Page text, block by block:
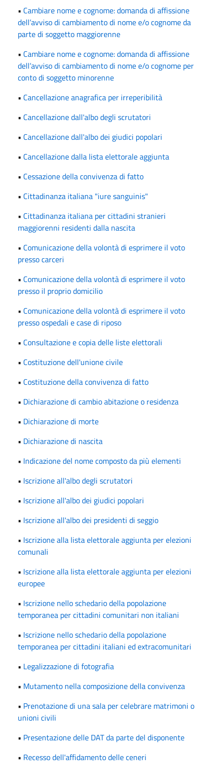
• Cambiare nome e cognome: domanda di affissione
dell’avviso di cambiamento di nome e/o cognome da
parte di soggetto maggiorenne
• Cambiare nome e cognome: domanda di affissione
dell’avviso di cambiamento di nome e/o cognome per
conto di soggetto minorenne
• Cancellazione anagrafica per irreperibilità
• Cancellazione dall'albo degli scrutatori
• Cancellazione dall'albo dei giudici popolari
• Cancellazione dalla lista elettorale aggiunta
• Cessazione della convivenza di fatto
• Cittadinanza italiana "iure sanguinis"
• Cittadinanza italiana per cittadini stranieri
maggiorenni residenti dalla nascita
• Comunicazione della volontà di esprimere il voto
presso carceri
• Comunicazione della volontà di esprimere il voto
presso il proprio domicilio
• Comunicazione della volontà di esprimere il voto
presso ospedali e case di riposo
• Consultazione e copia delle liste elettorali
• Costituzione dell'unione civile
• Costituzione della convivenza di fatto
• Dichiarazione di cambio abitazione o residenza
• Dichiarazione di morte
• Dichiarazione di nascita
• Indicazione del nome composto da più elementi
• Iscrizione all'albo degli scrutatori
• Iscrizione all'albo dei giudici popolari
• Iscrizione all'albo dei presidenti di seggio
• Iscrizione alla lista elettorale aggiunta per elezioni
comunali
• Iscrizione alla lista elettorale aggiunta per elezioni
europee
• Iscrizione nello schedario della popolazione
temporanea per cittadini comunitari non italiani
• Iscrizione nello schedario della popolazione
temporanea per cittadini italiani ed extracomunitari
• Legalizzazione di fotografia
• Mutamento nella composizione della convivenza
• Prenotazione di una sala per celebrare matrimoni o
unioni civili
• Presentazione delle DAT da parte del disponente
• Recesso dell'affidamento delle ceneri